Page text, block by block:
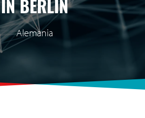
IN BERLIN
Alemania